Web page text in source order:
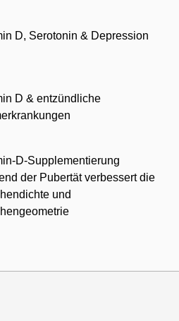
D, Serotonin & Depression
D & entzündliche
D-Supplementierung
der Pubertät verbessert die
und